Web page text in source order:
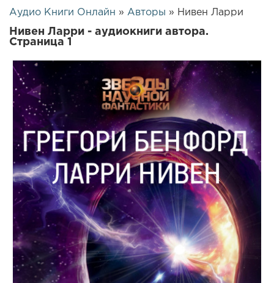
Аудио Книги Онлайн » Авторы » Нивен Ларри
Нивен Ларри - аудиокниги автора.
Страница 1